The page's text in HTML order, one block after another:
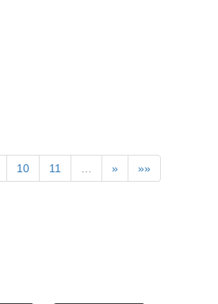
10 11 … » »»